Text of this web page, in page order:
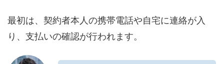
最初は、契約者本人の携帯電話や自宅に連絡が入
り、支払いの確認が行われます。